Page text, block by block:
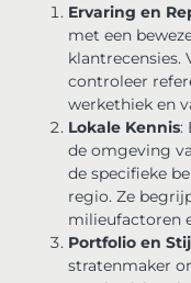
Ervaring en
met een
klantrecensies.
controleer
werkethiek en
Lokale Kennis:
de omgeving
de specifieke
regio. Ze
milieufactoren
Portfolio en
stratenmaker